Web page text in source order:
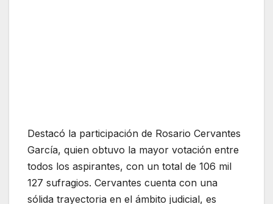
Destacó la participación de Rosario Cervantes
García, quien obtuvo la mayor votación entre
todos los aspirantes, con un total de 106 mil
127 sufragios. Cervantes cuenta con una
sólida trayectoria en el ámbito judicial, es